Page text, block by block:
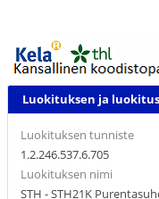
Luokituksen ja
Luokituksen tunniste
1.2.246.537.6.705
Luokituksen nimi
STH - STH21K